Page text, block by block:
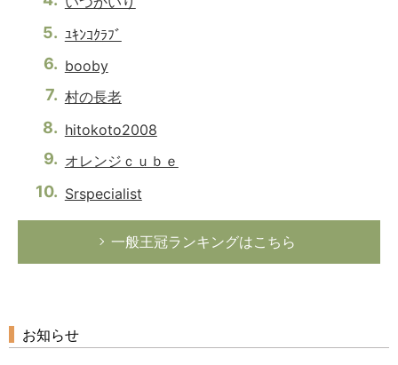
ﾕｷﾝｺｸﾗﾌﾞ
booby
村の長老
hitokoto2008
オレンジｃｕｂｅ
Srspecialist
一般王冠ランキングはこちら
お知らせ